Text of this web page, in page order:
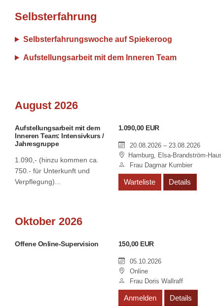
Selbsterfahrung
Selbsterfahrungswoche auf Spiekeroog
Aufstellungsarbeit mit dem Inneren Team
August 2026
Aufstellungsarbeit mit dem
Inneren Team: Intensivkurs /
Jahresgruppe
1.090,- (hinzu kommen ca.
750.- für Unterkunft und
Verpflegung)...
1.090,00 EUR
20.08.2026 – 23.08.2026
Hamburg, Elsa-Brandström-
Frau Dagmar Kumbier
Warteliste Details
Oktober 2026
Offene Online-Supervision 150,00 EUR
05.10.2026
Online
Frau Doris Wallraff
Anmelden Details